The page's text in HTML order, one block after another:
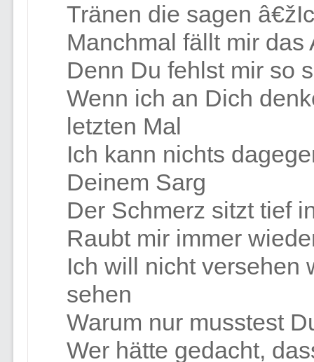
Tränen die sagen
Manchmal fällt mir das
Denn Du fehlst mir so
Wenn ich an Dich
letzten Mal
Ich kann nichts
Deinem Sarg
Der Schmerz sitzt tief
Raubt mir immer
Ich will nicht versehen
sehen
Warum nur musstest
Wer hätte gedacht,